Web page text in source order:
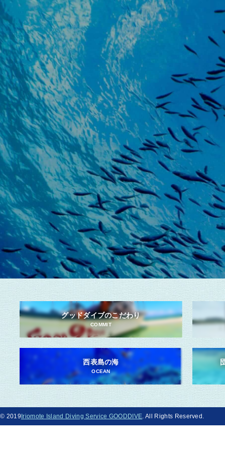
グッドダイブのこだわり
COMMIT
西表島の海
OCEAN
© 2019Iriomote Island Diving Service GOODDIVE . All Rights Reserved.